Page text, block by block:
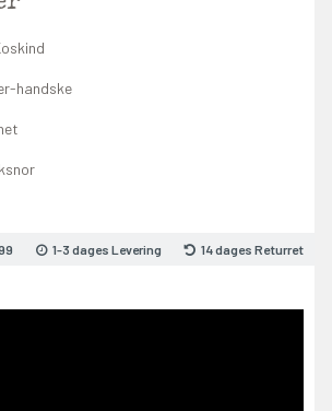
handske
1-3 dages Levering 14 dages Returret